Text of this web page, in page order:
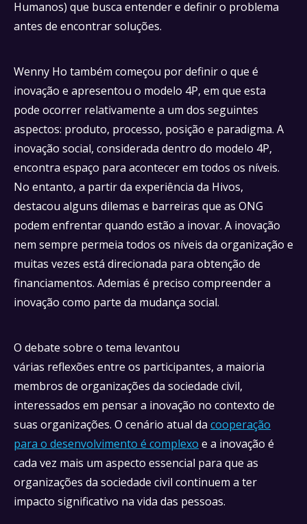
Humanos) que busca entender e definir o problema
antes de encontrar soluções.
Wenny Ho também começou por definir o que é
inovação e apresentou o modelo 4P, em que esta
pode ocorrer relativamente a um dos seguintes
aspectos: produto, processo, posição e paradigma. A
inovação social, considerada dentro do modelo 4P,
encontra espaço para acontecer em todos os níveis.
No entanto, a partir da experiência da Hivos,
destacou alguns dilemas e barreiras que as ONG
podem enfrentar quando estão a inovar. A inovação
nem sempre permeia todos os níveis da organização e
muitas vezes está direcionada para obtenção de
financiamentos. Ademias é preciso compreender a
inovação como parte da mudança social.
O debate sobre o tema levantou
várias reflexões entre os participantes, a maioria
membros de organizações da sociedade civil,
interessados em pensar a inovação no contexto de
suas organizações. O cenário atual da cooperação
para o desenvolvimento é complexo e a inovação é
cada vez mais um aspecto essencial para que as
organizações da sociedade civil continuem a ter
impacto significativo na vida das pessoas.